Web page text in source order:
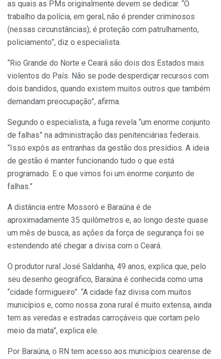
as quais as PMs originalmente devem se dedicar. “O
trabalho da polícia, em geral, não é prender criminosos
(nessas circunstâncias); é proteção com patrulhamento,
policiamento”, diz o especialista.
“Rio Grande do Norte e Ceará são dois dos Estados mais
violentos do País. Não se pode desperdiçar recursos com
dois bandidos, quando existem muitos outros que também
demandam preocupação”, afirma.
Segundo o especialista, a fuga revela “um enorme conjunto
de falhas” na administração das penitenciárias federais.
“Isso expôs as entranhas da gestão dos presídios. A ideia
de gestão é manter funcionando tudo o que está
programado. E o que vimos foi um enorme conjunto de
falhas.”
A distância entre Mossoró e Baraúna é de
aproximadamente 35 quilômetros e, ao longo deste quase
um mês de busca, as ações da força de segurança foi se
estendendo até chegar a divisa com o Ceará.
O produtor rural José Saldanha, 49 anos, explica que, pelo
seu desenho geográfico, Baraúna é conhecida como uma
“cidade formigueiro”. “A cidade faz divisa com muitos
municípios e, como nossa zona rural é muito extensa, ainda
tem as veredas e estradas carroçáveis que cortam pelo
meio da mata”, explica ele.
Por Baraúna, o RN tem acesso aos municípios cearense de